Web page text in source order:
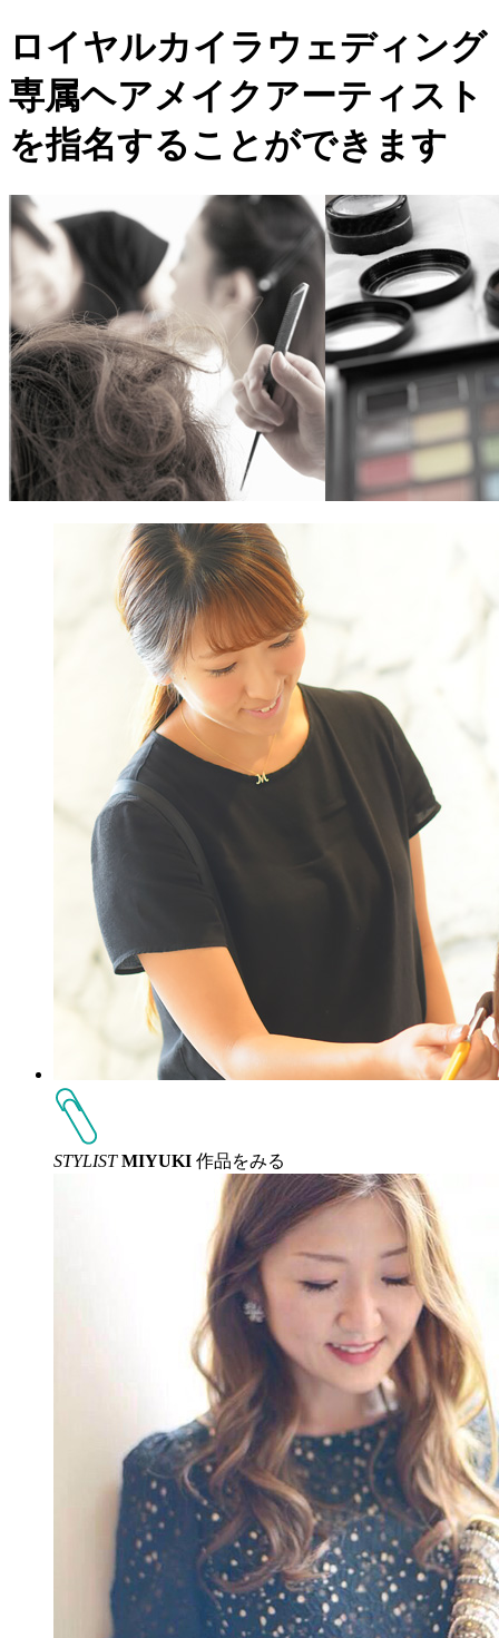
ロイヤルカイラウェディング
専属ヘアメイクアーティスト
を指名することができます
STYLIST MIYUKI 作品をみる